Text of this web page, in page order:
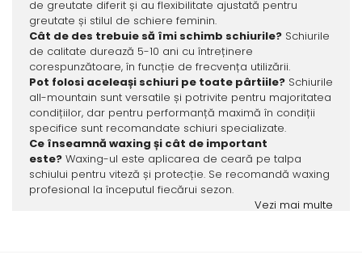
de greutate diferit și au flexibilitate ajustată pentru
greutate și stilul de schiere feminin.
Cât de des trebuie să îmi schimb schiurile?Schiurile
de calitate durează 5-10 ani cu întreținere
corespunzătoare, în funcție de frecvența utilizării.
Pot folosi aceleași schiuri pe toate pârtiile?Schiurile
all-mountain sunt versatile și potrivite pentru majoritatea
condițiilor, dar pentru performanță maximă în condiții
specifice sunt recomandate schiuri specializate.
Ce înseamnă waxing și cât de important
este?Waxing-ul este aplicarea de ceară pe talpa
schiului pentru viteză și protecție. Se recomandă waxing
profesional la începutul fiecărui sezon.
Vezi mai multe